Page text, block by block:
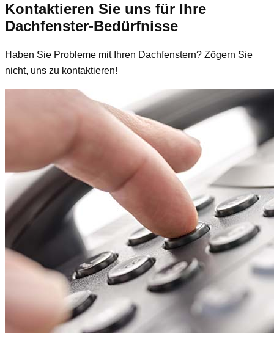
Kontaktieren Sie uns für Ihre
Dachfenster-Bedürfnisse
Haben Sie Probleme mit Ihren Dachfenstern? Zögern Sie
nicht, uns zu kontaktieren!